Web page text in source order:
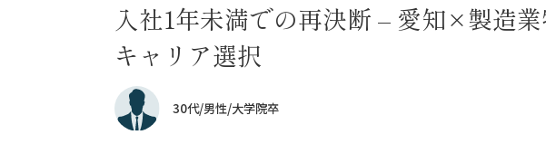
入社1年未満での再決断 – 愛知×製造
キャリア選択
30代/男性/大学院卒